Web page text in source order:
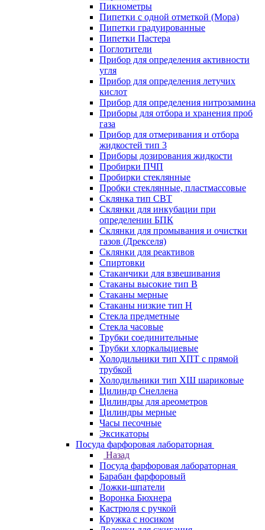
Пикнометры
Пипетки с одной отметкой (Мора)
Пипетки градуированные
Пипетки Пастера
Поглотители
Прибор для определения активности
угля
Прибор для определения летучих
кислот
Прибор для определения нитрозамина
Приборы для отбора и хранения проб
газа
Прибор для отмеривания и отбора
жидкостей тип 3
Приборы дозирования жидкости
Пробирки ПЧП
Пробирки стеклянные
Пробки стеклянные, пластмассовые
Склянка тип СВТ
Склянки для инкубации при
определении БПК
Склянки для промывания и очистки
газов (Дрекселя)
Склянки для реактивов
Спиртовки
Стаканчики для взвешивания
Стаканы высокие тип В
Стаканы мерные
Стаканы низкие тип Н
Стекла предметные
Стекла часовые
Трубки соединительные
Трубки хлоркальциевые
Холодильники тип ХПТ с прямой
трубкой
Холодильники тип ХШ шариковые
Цилиндр Снеллена
Цилиндры для ареометров
Цилиндры мерные
Часы песочные
Эксикаторы
Посуда фарфоровая лабораторная
Назад
Посуда фарфоровая лабораторная
Барабан фарфоровый
Ложки-шпатели
Воронка Бюхнера
Кастрюля с ручкой
Кружка с носиком